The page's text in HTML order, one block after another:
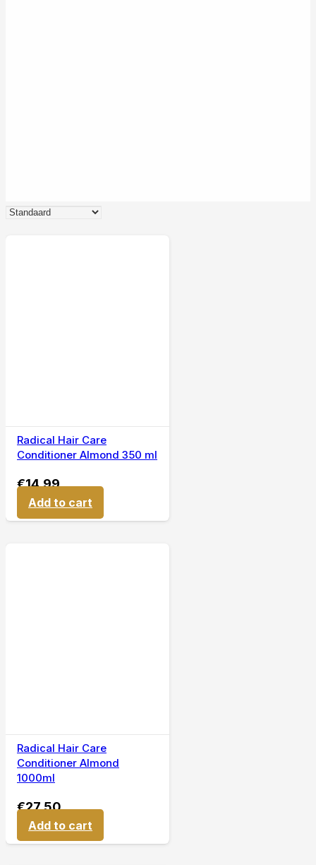
Radical Hair Care
Conditioner Almond 350 ml
€14,99
Add to cart
Radical Hair Care
Conditioner Almond
1000ml
€27,50
Add to cart